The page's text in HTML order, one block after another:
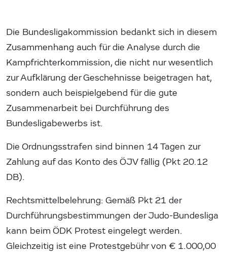
Die Bundesligakommission bedankt sich in diesem
Zusammenhang auch für die Analyse durch die
Kampfrichterkommission, die nicht nur wesentlich
zur Aufklärung der Geschehnisse beigetragen hat,
sondern auch beispielgebend für die gute
Zusammenarbeit bei Durchführung des
Bundesligabewerbs ist.
Die Ordnungsstrafen sind binnen 14 Tagen zur
Zahlung auf das Konto des ÖJV fällig (Pkt 20.12
DB).
Rechtsmittelbelehrung: Gemäß Pkt 21 der
Durchführungsbestimmungen der Judo-Bundesliga
kann beim ÖDK Protest eingelegt werden.
Gleichzeitig ist eine Protestgebühr von € 1.000,00